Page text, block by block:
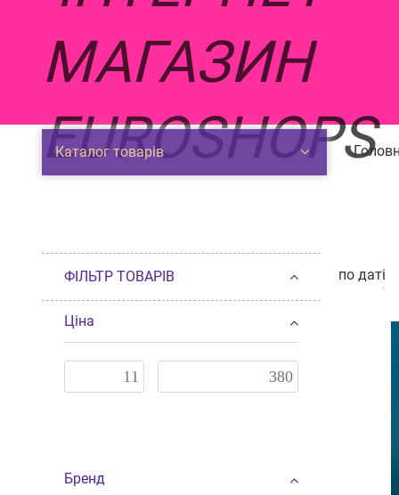
Каталог товарів
ФІЛЬТР ТОВАРІВ
Ціна
Бренд
по даті
по даті
від